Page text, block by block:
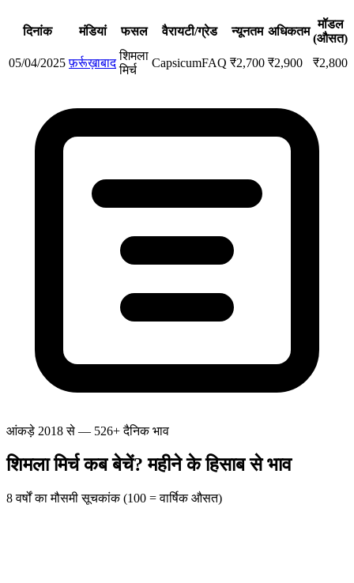
दिनांक मंडियां फसल वैरायटी/ग्रेड न्यूनतम अधिकतम
मॉडल
(औसत)
05/04/2025 फ़र्रूख़ाबाद
शिमला
मिर्च
CapsicumFAQ ₹2,700 ₹2,900 ₹2,800
आंकड़े 2018 से — 526+ दैनिक भाव
शिमला मिर्च कब बेचें? महीने के हिसाब से भाव
8 वर्षों का मौसमी सूचकांक (100 = वार्षिक औसत)